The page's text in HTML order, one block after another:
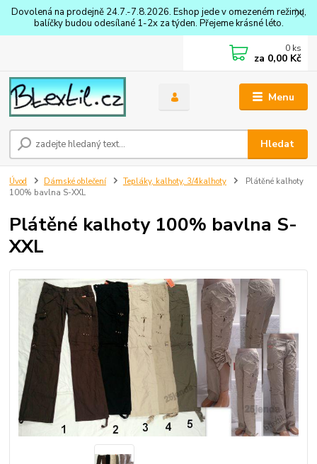
Dovolená na prodejně 24.7.-7.8.2026. Eshop jede v omezeném režimu,
balíčky budou odesílané 1-2x za týden. Přejeme krásné léto.
Menu
Hledat
0 ks
za 0,00 Kč
Úvod Dámské oblečení Tepláky, kalhoty, 3/4kalhoty
Plátěné kalhoty
100% bavlna S-XXL
Plátěné kalhoty 100% bavlna S-
XXL